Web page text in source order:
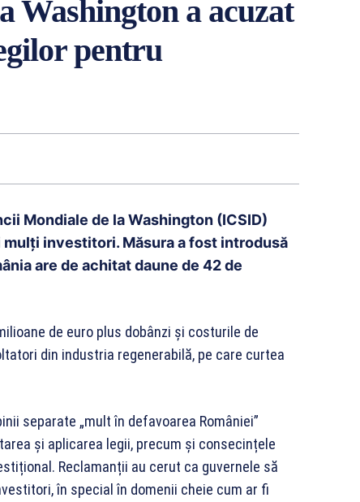
Washington a acuzat
pentru
Mondiale de la Washington (ICSID)
investitori. Măsura a fost introdusă
are de achitat daune de 42 de
de euro plus dobânzi și costurile de
din industria regenerabilă, pe care curtea
separate „mult în defavoarea României”
și aplicarea legii, precum și consecințele
Reclamanții au cerut ca guvernele să
în special în domenii cheie cum ar fi